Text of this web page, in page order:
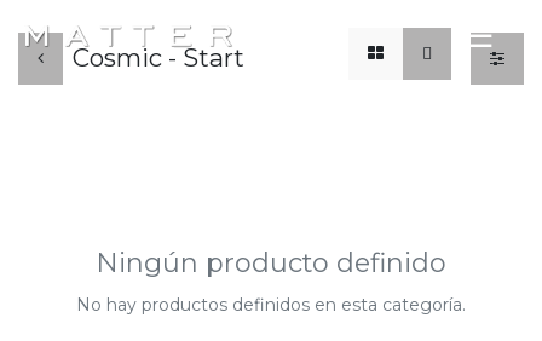
Cosmic - Start
Ningún producto definido
No hay productos definidos en esta categoría.
☰x